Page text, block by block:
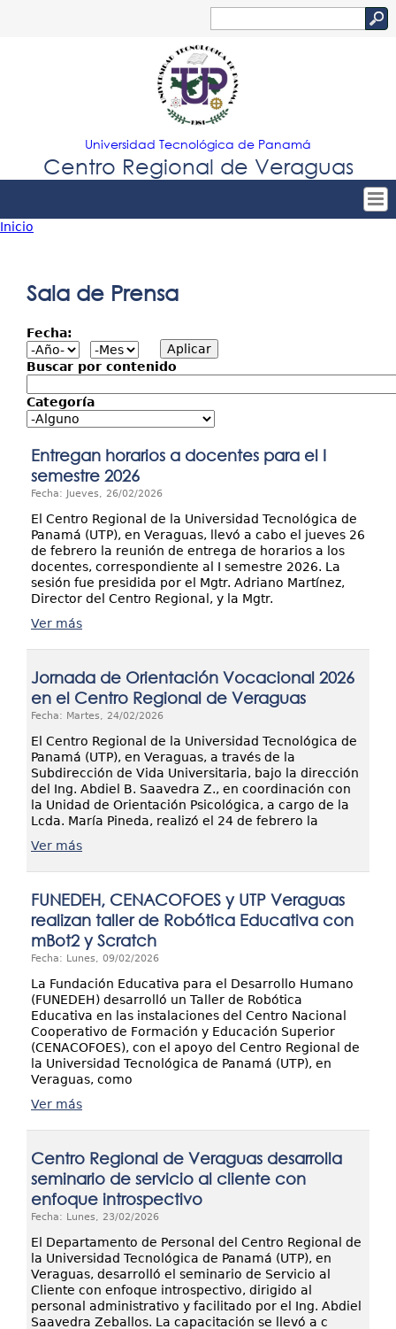
Jump to navigation
de
búsqueda
Universidad Tecnológica de Panamá
Centro Regional de Veraguas
Tropical
Principal
Admisión
Estudiantes
Investigación
Extensión
Servicios
Contáctenos
está
Inicio
Sala de Prensa
Fecha:
Buscar por contenido
Categoría
Entregan horarios a docentes para el I
semestre 2026
Fecha: Jueves, 26/02/2026
El Centro Regional de la Universidad Tecnológica de
Panamá (UTP), en Veraguas, llevó a cabo el jueves 26
de febrero la reunión de entrega de horarios a los
docentes, correspondiente al I semestre 2026. La
sesión fue presidida por el Mgtr. Adriano Martínez,
Director del Centro Regional, y la Mgtr.
Ver más
Jornada de Orientación Vocacional 2026
en el Centro Regional de Veraguas
Fecha: Martes, 24/02/2026
El Centro Regional de la Universidad Tecnológica de
Panamá (UTP), en Veraguas, a través de la
Subdirección de Vida Universitaria, bajo la dirección
del Ing. Abdiel B. Saavedra Z., en coordinación con
la Unidad de Orientación Psicológica, a cargo de la
Lcda. María Pineda, realizó el 24 de febrero la
Ver más
FUNEDEH, CENACOFOES y UTP Veraguas
realizan taller de Robótica Educativa con
mBot2 y Scratch
Fecha: Lunes, 09/02/2026
La Fundación Educativa para el Desarrollo Humano
(FUNEDEH) desarrolló un Taller de Robótica
Educativa en las instalaciones del Centro Nacional
Cooperativo de Formación y Educación Superior
(CENACOFOES), con el apoyo del Centro Regional de
la Universidad Tecnológica de Panamá (UTP), en
Veraguas, como
Ver más
Centro Regional de Veraguas desarrolla
seminario de servicio al cliente con
enfoque introspectivo
Fecha: Lunes, 23/02/2026
El Departamento de Personal del Centro Regional de
la Universidad Tecnológica de Panamá (UTP), en
Veraguas, desarrolló el seminario de Servicio al
Cliente con enfoque introspectivo, dirigido al
personal administrativo y facilitado por el Ing. Abdiel
Saavedra Zeballos. La capacitación se llevó a c